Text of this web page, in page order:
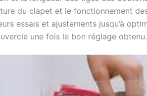
du clapet et le fonctionnement
essais et ajustements jusqu’à
une fois le bon réglage obtenu.